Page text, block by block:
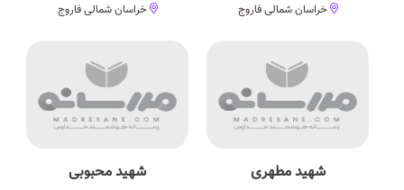
خراسان شمالی فاروج
خراسان شمالی فاروج
شهید مطهری شهید محبوبی